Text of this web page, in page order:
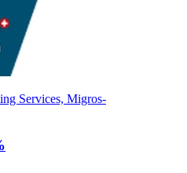
Services, Migros-